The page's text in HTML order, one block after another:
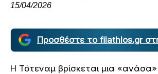
15/04/2026
Προσθέστε το filathlos.gr
Η Τότεναμ βρίσκεται μια